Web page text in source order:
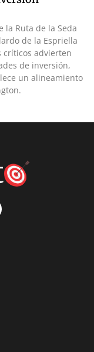
la Ruta de la Seda
de la Espriella
críticos advierten
de inversión,
un alineamiento